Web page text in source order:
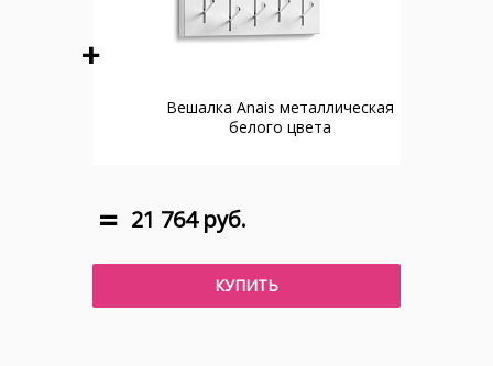
Вешалка Anais металлическая
белого цвета
21 764 руб.
КУПИТЬ